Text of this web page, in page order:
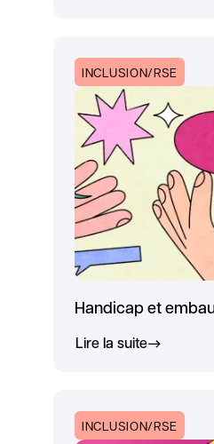
INCLUSION/RSE
Handicap et
Lire la suite
INCLUSION/RSE